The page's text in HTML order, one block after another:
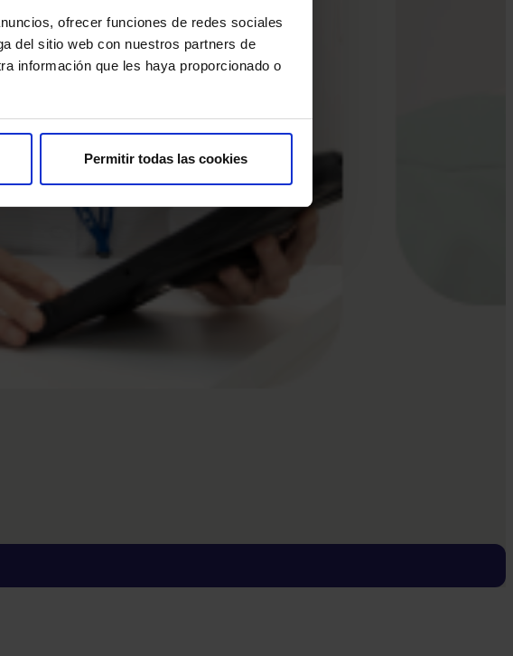
ofrecer funciones de redes sociales
del sitio web con nuestros partners de
información que les haya proporcionado o
Permitir todas las cookies